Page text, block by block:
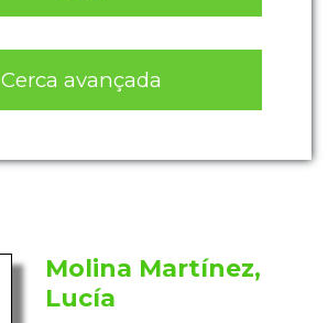
Cerca avançada
Molina Martínez,
Lucía